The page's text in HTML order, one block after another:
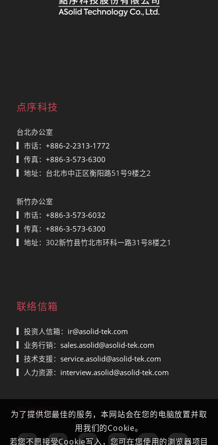
点序科技
台北办公室
市话： +886-2-2313-1772
传真： +886-3-573-6300
地址：台北市中正区衡阳路51号9楼之2
新竹办公室
市话： +886-3-573-6032
传真： +886-3-573-6300
地址：302新竹县竹北市环科一路31号8楼之1
联络信箱
投资人信箱： ir@asolid-tek.com
业务行销： sales.asolid@asolid-tek.com
技术支援： service.asolid@asolid-tek.com
人力资源： interview.asolid@asolid-tek.com
联络我们
为了提供您最佳的服务，本网站会在您的电脑放置并取
用我们的Cookie。
若您不愿接受Cookie写入，您可在您使用的浏览器项目